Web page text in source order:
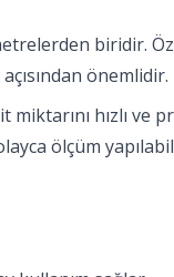
biridir.
önemlidir.
hızlı ve
ölçüm